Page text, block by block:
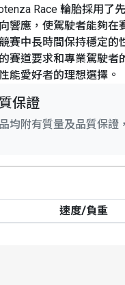
Race 輪胎採用了
響應，使駕駛者能夠
賽中長時間保持穩定的
賽道要求和專業駕駛者
能愛好者的理想選擇。
保證
均附有質量及品質保證
速度/負重